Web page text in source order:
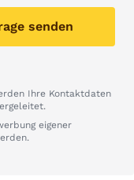
senden
Ihre Kontaktdaten
eigener